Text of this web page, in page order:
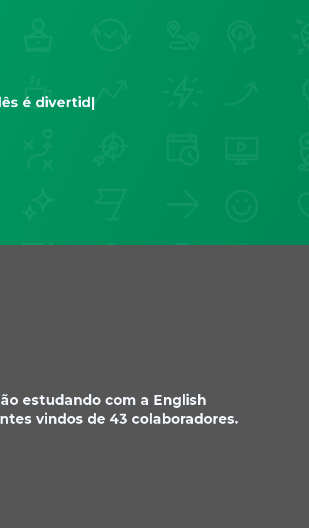
é divert|
estudando com a English
vindos de 43 colaboradores.